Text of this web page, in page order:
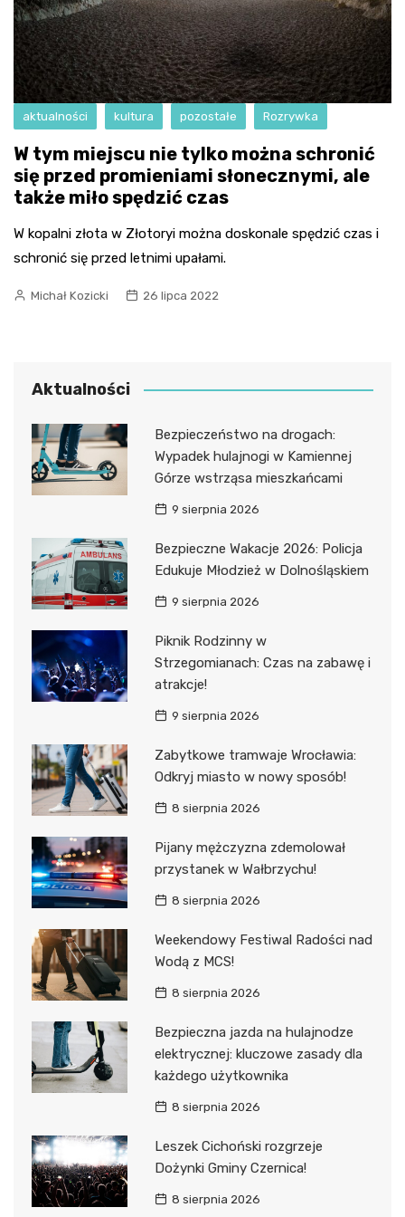
aktualności kultura pozostałe Rozrywka
W tym miejscu nie tylko można schronić
się przed promieniami słonecznymi, ale
także miło spędzić czas
W kopalni złota w Złotoryi można doskonale spędzić czas i
schronić się przed letnimi upałami.
Michał Kozicki 26 lipca 2022
Aktualności
Bezpieczeństwo na drogach:
Wypadek hulajnogi w Kamiennej
Górze wstrząsa mieszkańcami
9 sierpnia 2026
Bezpieczne Wakacje 2026: Policja
Edukuje Młodzież w Dolnośląskiem
9 sierpnia 2026
Piknik Rodzinny w
Strzegomianach: Czas na zabawę i
atrakcje!
9 sierpnia 2026
Zabytkowe tramwaje Wrocławia:
Odkryj miasto w nowy sposób!
8 sierpnia 2026
Pijany mężczyzna zdemolował
przystanek w Wałbrzychu!
8 sierpnia 2026
Weekendowy Festiwal Radości nad
Wodą z MCS!
8 sierpnia 2026
Bezpieczna jazda na hulajnodze
elektrycznej: kluczowe zasady dla
każdego użytkownika
8 sierpnia 2026
Leszek Cichoński rozgrzeje
Dożynki Gminy Czernica!
8 sierpnia 2026